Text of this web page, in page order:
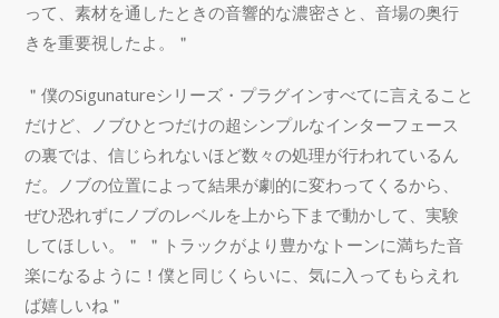
って、素材を通したときの音響的な濃密さと、音場の奥行
きを重要視したよ。＂
＂僕のSigunatureシリーズ・プラグインすべてに言えること
だけど、ノブひとつだけの超シンプルなインターフェース
の裏では、信じられないほど数々の処理が行われているん
だ。ノブの位置によって結果が劇的に変わってくるから、
ぜひ恐れずにノブのレベルを上から下まで動かして、実験
してほしい。＂ ＂トラックがより豊かなトーンに満ちた音
楽になるように！僕と同じくらいに、気に入ってもらえれ
ば嬉しいね＂